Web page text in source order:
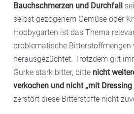
Bauchschmerzen und Durchfall
selbst gezogenem Gemüse oder
Hobbygarten ist das Thema
problematische Bitterstoffmengen
herausgezüchtet. Trotzdem gilt
Gurke stark bitter, bitte nicht
verkochen und nicht „mit Dressing
zerstört diese Bitterstoffe nicht